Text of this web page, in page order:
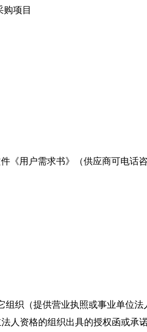
购项目
《用户需求书》（供应商可电话
织（提供营业执照或事业单位
人资格的组织出具的授权函或承